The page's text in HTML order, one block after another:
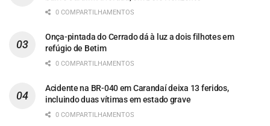
0 COMPARTILHAMENTOS
Onça-pintada do Cerrado dá à luz a dois filhotes em
refúgio de Betim
0 COMPARTILHAMENTOS
Acidente na BR-040 em Carandaí deixa 13 feridos,
incluindo duas vítimas em estado grave
0 COMPARTILHAMENTOS